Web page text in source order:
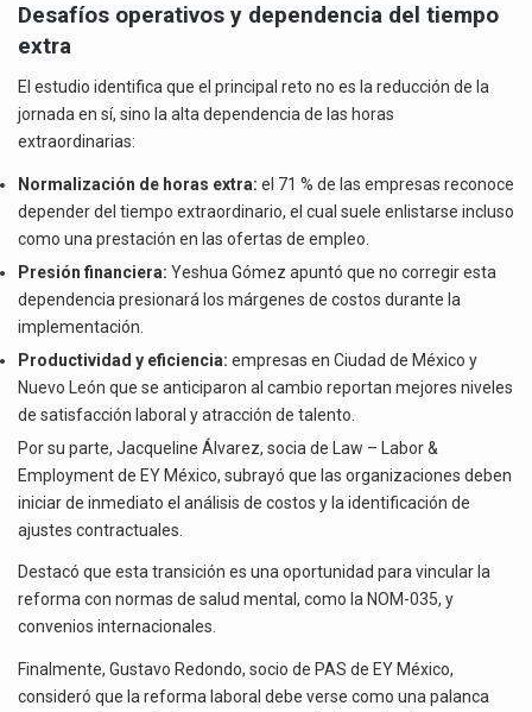
Desafíos operativos y dependencia del tiempo
extra
El estudio identifica que el principal reto no es la reducción de la
jornada en sí, sino la alta dependencia de las horas
extraordinarias:
Normalización de horas extra: el 71 % de las empresas reconoce
depender del tiempo extraordinario, el cual suele enlistarse incluso
como una prestación en las ofertas de empleo.
Presión financiera: Yeshua Gómez apuntó que no corregir esta
dependencia presionará los márgenes de costos durante la
implementación.
Productividad y eficiencia: empresas en Ciudad de México y
Nuevo León que se anticiparon al cambio reportan mejores niveles
de satisfacción laboral y atracción de talento.
Por su parte, Jacqueline Álvarez, socia de Law – Labor &
Employment de EY México, subrayó que las organizaciones deben
iniciar de inmediato el análisis de costos y la identificación de
ajustes contractuales.
Destacó que esta transición es una oportunidad para vincular la
reforma con normas de salud mental, como la NOM-035, y
convenios internacionales.
Finalmente, Gustavo Redondo, socio de PAS de EY México,
consideró que la reforma laboral debe verse como una palanca